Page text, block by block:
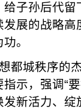
给子孙后代
展的战略
。
城秩序的
示，强调“
新活力、